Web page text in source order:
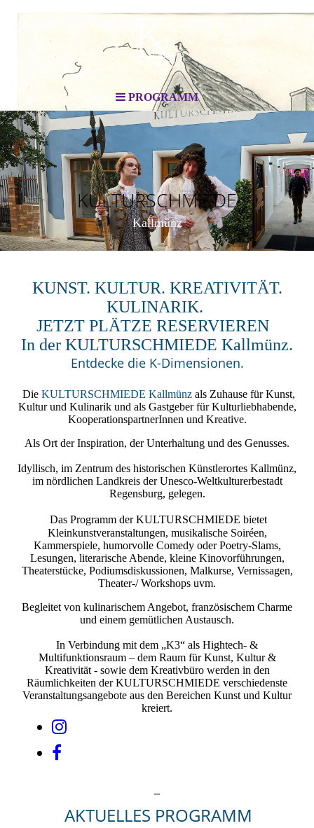
PROGRAMM
KULTURSCHMIEDE
Kallmünz
KUNST. KULTUR. KREATIVITÄT.
KULINARIK.
JETZT PLÄTZE RESERVIEREN
In der KULTURSCHMIEDE Kallmünz.
Entdecke die K-Dimensionen.
Die KULTURSCHMIEDE Kallmünz als Zuhause für Kunst,
Kultur und Kulinarik und als Gastgeber für Kulturliebhabende,
KooperationspartnerInnen und Kreative.
Als Ort der Inspiration, der Unterhaltung und des Genusses.
Idyllisch, im Zentrum des historischen Künstlerortes Kallmünz,
im nördlichen Landkreis der Unesco-Weltkulturerbestadt
Regensburg, gelegen.
Das Programm derKULTURSCHMIEDE bietet
Kleinkunstveranstaltungen, musikalische Soiréen,
Kammerspiele, humorvolle Comedy oder Poetry-Slams,
Lesungen, literarische Abende, kleine Kinovorführungen,
Theaterstücke, Podiumsdiskussionen, Malkurse, Vernissagen,
Theater-/ Workshops uvm.
Begleitet von kulinarischem Angebot, französischem Charme
und einem gemütlichen Austausch.
In Verbindung mit dem „K3“ als Hightech- &
Multifunktionsraum – dem Raum für Kunst, Kultur &
Kreativität - sowie dem Kreativbüro werden in den
Räumlichkeiten der KULTURSCHMIEDE verschiedenste
Veranstaltungsangebote aus den Bereichen Kunst und Kultur
kreiert.
AKTUELLES PROGRAMM